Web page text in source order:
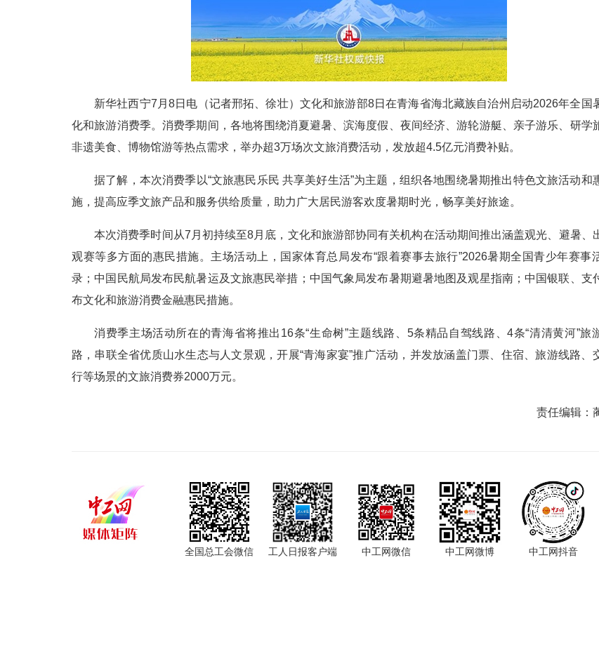
新华社西宁7月8日电（记者邢拓、徐壮）文化和旅游部8日在青海省海北藏族自治州启动2026年全国
化和旅游消费季。消费季期间，各地将围绕消夏避暑、滨海度假、夜间经济、游轮游艇、亲子游乐、研学
非遗美食、博物馆游等热点需求，举办超3万场次文旅消费活动，发放超4.5亿元消费补贴。
据了解，本次消费季以“文旅惠民乐民 共享美好生活”为主题，组织各地围绕暑期推出特色文旅活动和
施，提高应季文旅产品和服务供给质量，助力广大居民游客欢度暑期时光，畅享美好旅途。
本次消费季时间从7月初持续至8月底，文化和旅游部协同有关机构在活动期间推出涵盖观光、避暑、
观赛等多方面的惠民措施。主场活动上，国家体育总局发布“跟着赛事去旅行”2026暑期全国青少年赛事
录；中国民航局发布民航暑运及文旅惠民举措；中国气象局发布暑期避暑地图及观星指南；中国银联、支
布文化和旅游消费金融惠民措施。
消费季主场活动所在的青海省将推出16条“生命树”主题线路、5条精品自驾线路、4条“清清黄河”旅
路，串联全省优质山水生态与人文景观，开展“青海家宴”推广活动，并发放涵盖门票、住宿、旅游线路、
行等场景的文旅消费券2000万元。
责任编辑：
全国总工会微信 工人日报客户端 中工网微信 中工网微博 中工网抖音